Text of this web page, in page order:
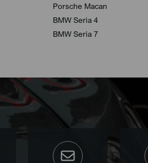
Porsche Macan
BMW Seria 4
BMW Seria 7